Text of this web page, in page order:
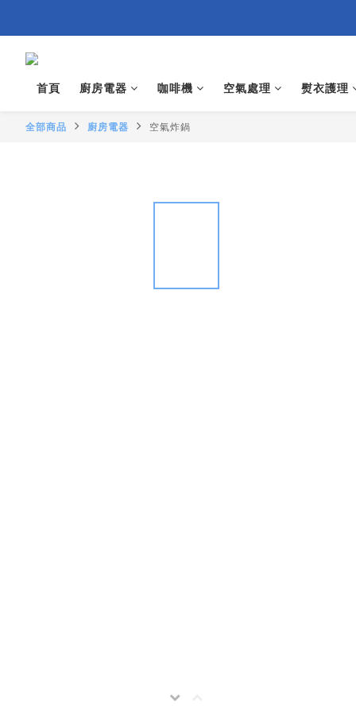
首頁 廚房電器 咖啡機 空氣處理 熨衣護理
全部商品 廚房電器 空氣炸鍋